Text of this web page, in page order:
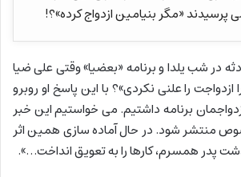
پرسیدند «مگر بنیامین ازدواج کرده»؟!
در شب یلدا و برنامه «بعضیا» وقتی علی ضیا
ازدواجت را علنی نکردی»؟ با این پاسخ او روبرو
برنامه داشتیم. می خواستیم این خبر
منتشر شود. در حال آماده سازی همین اثر
پدر همسرم، کارها را به تعویق انداخت…».